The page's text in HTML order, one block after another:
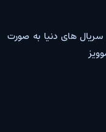
سریال های دنیا به صورت